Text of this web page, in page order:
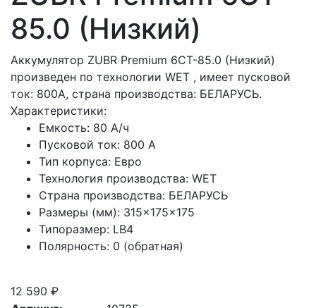
85.0 (Низкий)
Аккумулятор ZUBR Premium 6CT-85.0 (Низкий)
произведен по технологии WET , имеет пусковой
ток: 800A, страна производства: БЕЛАРУСЬ.
Характеристики:
Емкость: 80 А/ч
Пусковой ток: 800 А
Тип корпуса: Евро
Технология производства: WET
Страна производства: БЕЛАРУСЬ
Размеры (мм): 315×175×175
Типоразмер: LB4
Полярность: 0 (обратная)
12 590 ₽